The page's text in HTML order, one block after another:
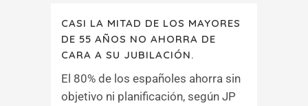
CASI LA MITAD DE LOS MAYORES
DE 55 AÑOS NO AHORRA DE
CARA A SU JUBILACIÓN.
El 80% de los españoles ahorra sin
objetivo ni planificación, según JP